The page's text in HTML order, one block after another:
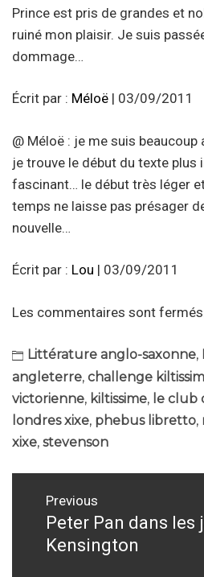
Prince est pris de grandes et
ruiné mon plaisir. Je suis
dommage…
Écrit par : Méloë | 03/09/2011
@ Méloë : je me suis
je trouve le début du texte
fascinant… le début très léger
temps ne laisse pas présager
nouvelle…
Écrit par : Lou | 03/09/2011
Les commentaires sont fermés.
Littérature anglo-saxonne,
angleterre, challenge
victorienne, kiltissime, le club
londres xixe, phebus libretto,
xixe, stevenson
Navigation
l’article
Previous
Previous
post:
Peter Pan dans les
Kensington